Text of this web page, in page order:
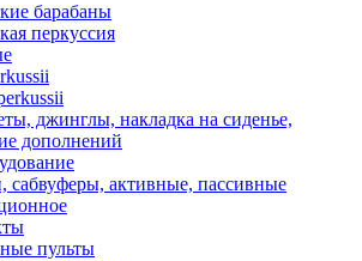
барабаны
перкуссия
джинглы, накладка на сиденье,
дополнений
сабвуферы, активные, пассивные
пульты